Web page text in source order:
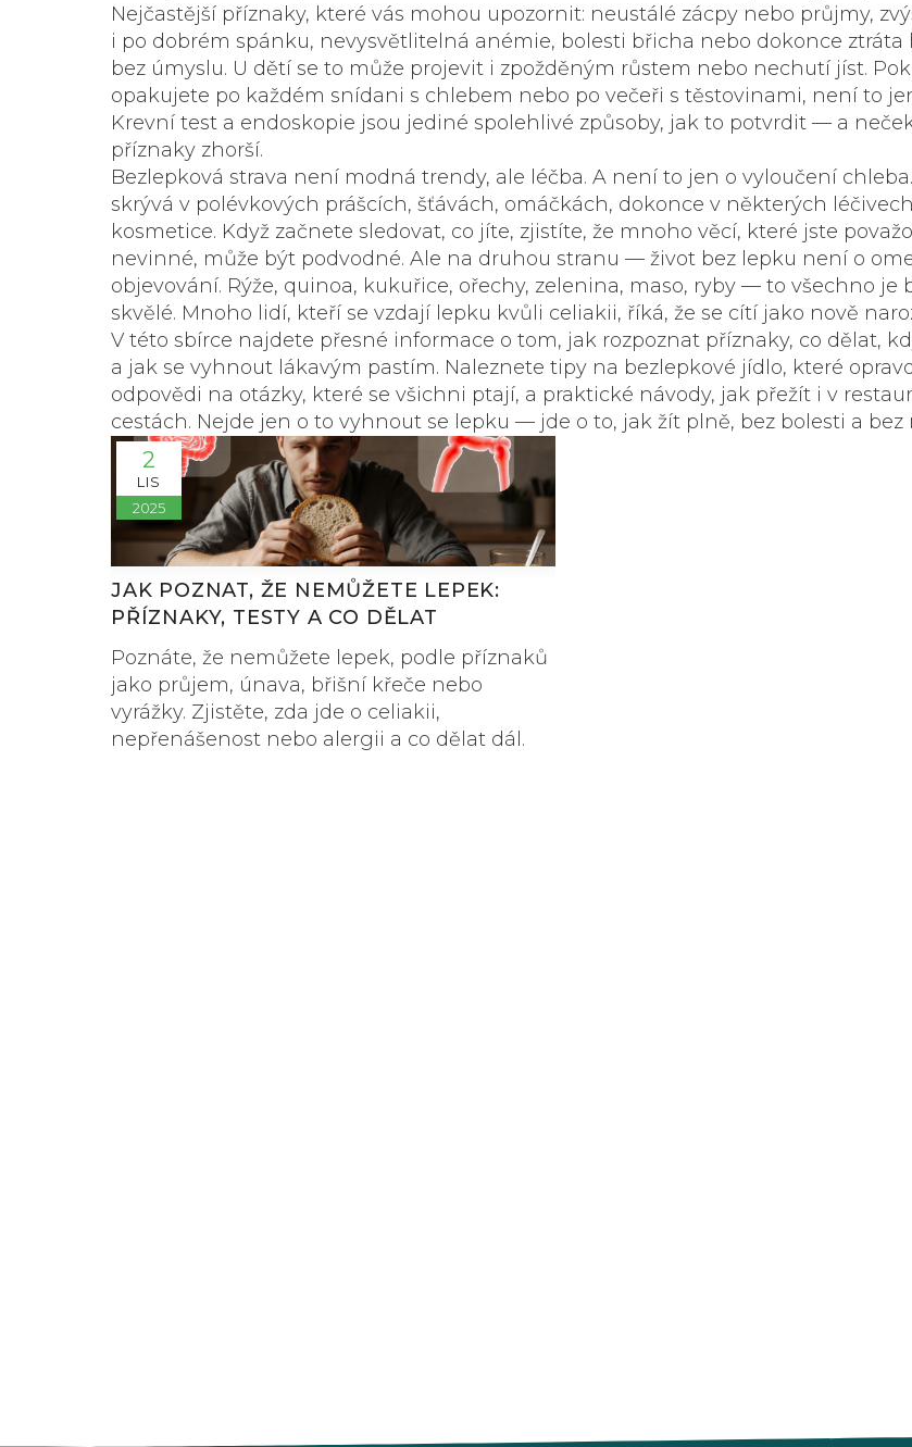
Nejčastější příznaky, které vás mohou upozornit: neustálé zácpy nebo průjmy,
i po dobrém spánku, nevysvětlitelná anémie, bolesti břicha nebo dokonce
bez úmyslu. U dětí se to může projevit i zpožděným růstem nebo nechutí jíst.
opakujete po každém snídani s chlebem nebo po večeři s těstovinami, není to
Krevní test a endoskopie jsou jediné spolehlivé způsoby, jak to potvrdit — a
příznaky zhorší.
Bezlepková strava není modná trendy, ale léčba. A není to jen o vyloučení
skrývá v polévkových prášcích, šťávách, omáčkách, dokonce v některých
kosmetice. Když začnete sledovat, co jíte, zjistíte, že mnoho věcí, které jste
nevinné, může být podvodné. Ale na druhou stranu — život bez lepku není o
objevování. Rýže, quinoa, kukuřice, ořechy, zelenina, maso, ryby — to všechno je
skvělé. Mnoho lidí, kteří se vzdají lepku kvůli celiakii, říká, že se cítí jako nově
V této sbírce najdete přesné informace o tom, jak rozpoznat příznaky, co dělat,
a jak se vyhnout lákavým pastím. Naleznete tipy na bezlepkové jídlo, které
odpovědi na otázky, které se všichni ptají, a praktické návody, jak přežít i v
cestách. Nejde jen o to vyhnout se lepku — jde o to, jak žít plně, bez bolesti a bez
2
LIS
2025
JAK POZNAT, ŽE NEMŮŽETE LEPEK:
PŘÍZNAKY, TESTY A CO DĚLAT
Poznáte, že nemůžete lepek, podle příznaků
jako průjem, únava, břišní křeče nebo
vyrážky. Zjistěte, zda jde o celiakii,
nepřenášenost nebo alergii a co dělat dál.